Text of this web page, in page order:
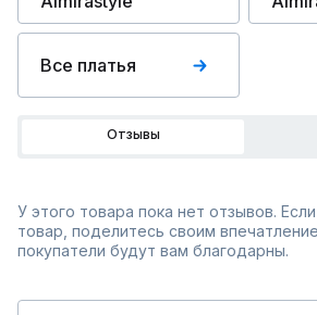
Все платья
Отзывы
У этого товара пока нет отзывов.
товар, поделитесь своим
покупатели будут вам благодарны.